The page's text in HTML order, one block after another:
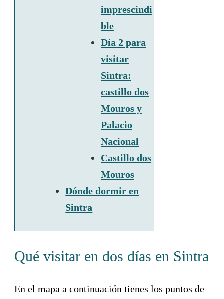
imprescindi
ble
Día 2 para
visitar
Sintra:
castillo dos
Mouros y
Palacio
Nacional
Castillo dos
Mouros
Dónde dormir en
Sintra
Qué visitar en dos días en Sintra
En el mapa a continuación tienes los puntos de